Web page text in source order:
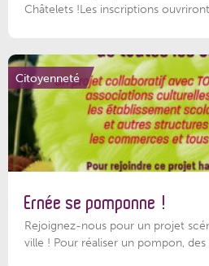
Châtelets !Les inscriptions
Citoyenneté
Ernée se pomponne !
Rejoignez-nous pour un projet
ville ! Pour réaliser un pompon,